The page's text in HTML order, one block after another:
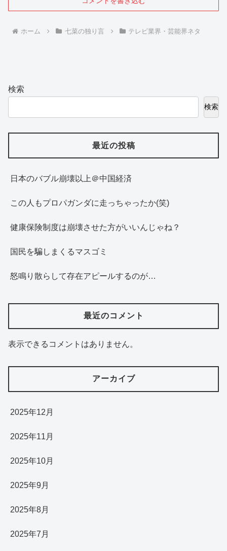
ホーム 七菜の独り言 テレビ業界・芸能界ネタ
検索
検索
最近の投稿
日本のバブル崩壊以上＠中国経済
この人もプロパガンダに走っちゃったか(笑)
健康保険制度は崩壊させた方がいいんじゃね？
国民を騙しまくるマスゴミ
怒鳴り散らして存在アピールするのが…
最近のコメント
表示できるコメントはありません。
アーカイブ
2025年12月
2025年11月
2025年10月
2025年9月
2025年8月
2025年7月